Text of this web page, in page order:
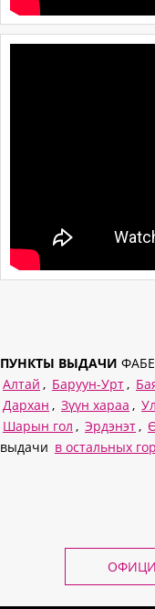
ПУНКТЫ ВЫДАЧИ
Алтай , Баруун-Урт ,
Дархан , Зүүн хараа ,
Шарын гол , Эрдэнэт ,
выдачи в остальных